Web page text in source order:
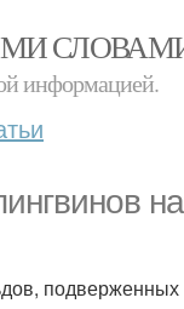
информацией.